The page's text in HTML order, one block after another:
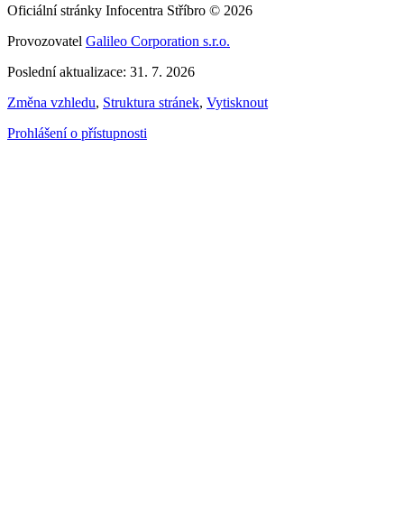
Oficiální stránky Infocentra Stříbro © 2026
Provozovatel Galileo Corporation s.r.o.
Poslední aktualizace: 31. 7. 2026
Změna vzhledu, Struktura stránek, Vytisknout
Prohlášení o přístupnosti